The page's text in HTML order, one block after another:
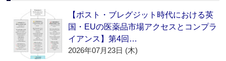
【ポスト・ブレグジット時代における英
国・EUの医薬品市場アクセスとコンプラ
イアンス】第4回…
2026年07月23日 (木)